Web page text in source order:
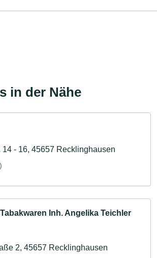
in der Nähe
14 - 16, 45657 Recklinghausen
Inh. Angelika Teichler
2, 45657 Recklinghausen